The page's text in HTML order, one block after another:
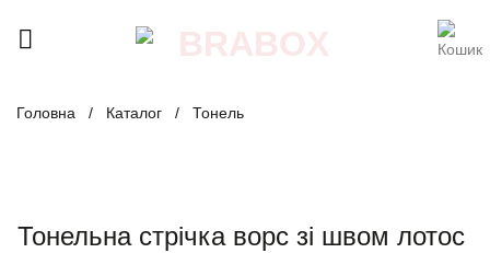
Головна / Каталог / Тонель
Тонельна стрічка ворс зі швом лотос